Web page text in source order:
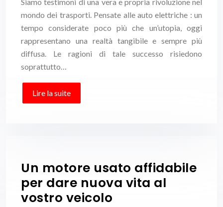
mondo dei trasporti. Pensate alle auto elettriche : un
tempo considerate poco più che un’utopia, oggi
rappresentano una realtà tangibile e sempre più
diffusa. Le ragioni di tale successo risiedono
soprattutto…
Lire la suite
Un motore usato affidabile
per dare nuova vita al
vostro veicolo